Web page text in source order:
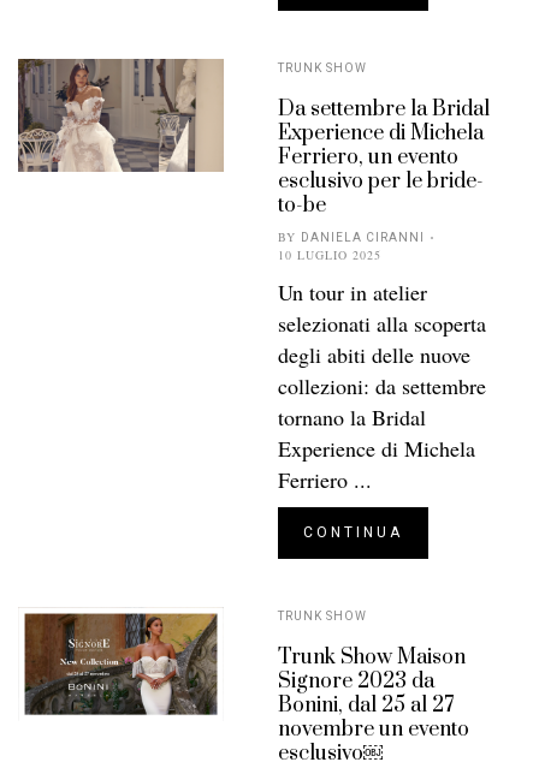
TRUNK SHOW
Da settembre la Bridal
Experience di Michela
Ferriero, un evento
esclusivo per le bride-
to-be
BY DANIELA CIRANNI
10 LUGLIO 2025
Un tour in atelier
selezionati alla scoperta
degli abiti delle nuove
collezioni: da settembre
tornano la Bridal
Experience di Michela
Ferriero ...
CONTINUA
TRUNK SHOW
Trunk Show Maison
Signore 2023 da
Bonini, dal 25 al 27
novembre un evento
esclusivo￼